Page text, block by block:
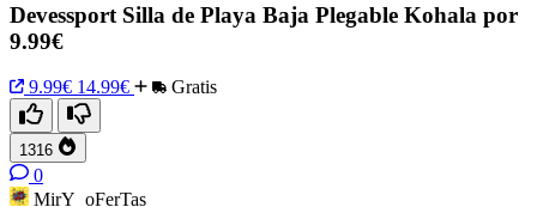
Devessport Silla de Playa Baja Plegable Kohala por
9.99€
9.99€ 14.99€ Gratis
1316
0
MirY_oFerTas